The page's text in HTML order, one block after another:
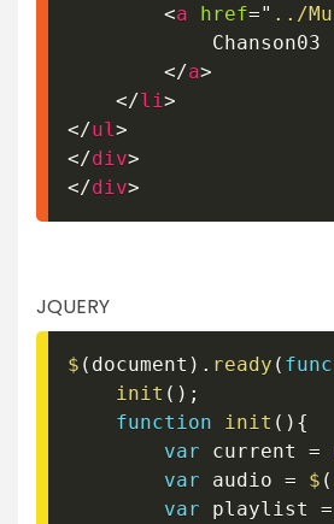
<a href=" ../
            Chanson03
</a>
</li >
</ul >
</div>
</div>
JQUERY
$ ( document ) . ready (
init ( ) ;
function
init ( ) {
var current =
var audio = $ (
var playlist =